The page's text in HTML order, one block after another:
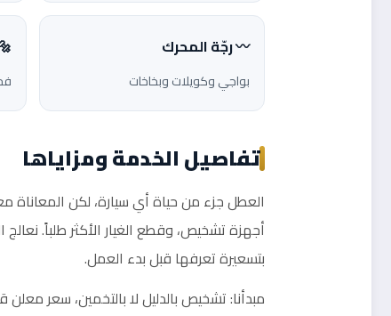
〰️ رجّة المحرك
بواجي وكويلات وبخاخات
تفاصيل الخدمة ومزاياها
العطل جزء من حياة أي سيارة، لكن المعاناة
أجهزة تشخيص، وقطع الغيار الأكثر طلباً.
بتسعيرة تعرفها قبل بدء العمل.
مبدأنا: تشخيص بالدليل لا بالتخمين، سعر